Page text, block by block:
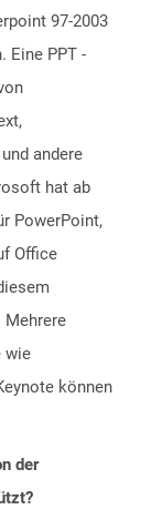
97-2003
Eine PPT -
andere
hat ab
PowerPoint,
Office
Mehrere
wie
können
der